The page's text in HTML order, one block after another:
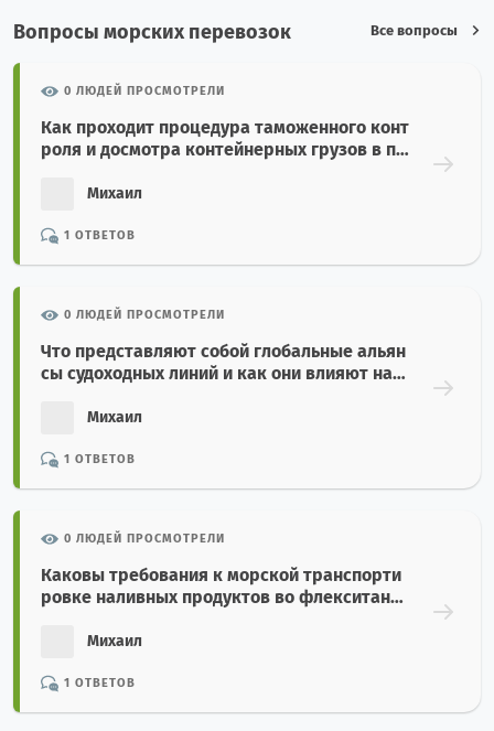
Вопросы морских перевозок Все вопросы
0 ЛЮДЕЙ ПРОСМОТРЕЛИ
Как проходит процедура таможенного конт
роля и досмотра контейнерных грузов в по
Михаил
1 ОТВЕТОВ
0 ЛЮДЕЙ ПРОСМОТРЕЛИ
Что представляют собой глобальные альян
сы судоходных линий и как они влияют на с
Михаил
1 ОТВЕТОВ
0 ЛЮДЕЙ ПРОСМОТРЕЛИ
Каковы требования к морской транспорти
ровке наливных продуктов во флекситанк
Михаил
1 ОТВЕТОВ